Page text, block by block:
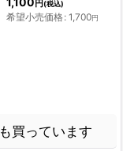
円(税込)
希望小売価格: 1,700円
買っています